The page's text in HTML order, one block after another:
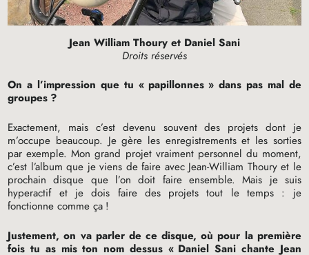
Jean William Thoury et Daniel Sani
Droits réservés
On a l’impression que tu « papillonnes » dans pas mal de
groupes ?
Exactement, mais c’est devenu souvent des projets dont je
m’occupe beaucoup. Je gère les enregistrements et les sorties
par exemple. Mon grand projet vraiment personnel du moment,
c’est l’album que je viens de faire avec Jean-William Thoury et le
prochain disque que l’on doit faire ensemble. Mais je suis
hyperactif et je dois faire des projets tout le temps : je
fonctionne comme ça !
Justement, on va parler de ce disque, où pour la première
fois tu as mis ton nom dessus « Daniel Sani chante Jean